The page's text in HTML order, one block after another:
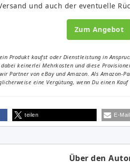
und auch der eventuelle
Zum Angebot
ein Produkt kaufst oder Dienstleistung in
keinerlei Mehrkosten und diese
Partner von eBay und Amazon. Als
eine Vergütung, wenn Du einen Kauf
teilen E-Mail
Über den